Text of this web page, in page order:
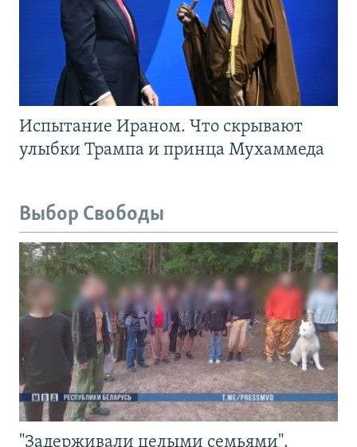
Испытание Ираном. Что скрывают
улыбки Трампа и принца Мухаммеда
Выбор Свободы
"Задерживали целыми семьями".